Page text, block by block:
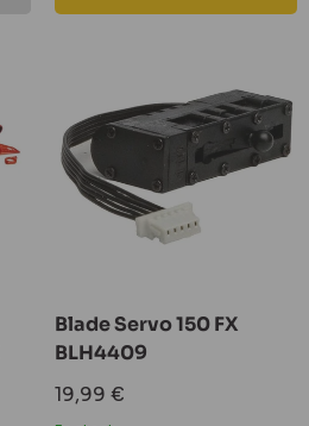
Blade Servo 150 FX
BLH4409
Prix
réduit
19,99 €